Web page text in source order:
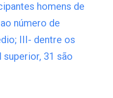
homens de
número de
III- dentre os
31 são